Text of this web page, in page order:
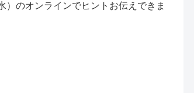
のオンラインでヒントお伝えできま